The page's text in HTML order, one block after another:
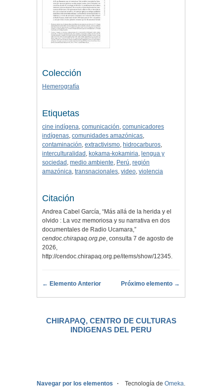
Colección
Hemerografía
Etiquetas
cine indígena, comunicación, comunicadores
indígenas, comunidades amazónicas,
contaminación, extractivismo, hidrocarburos,
interculturalidad , kokama-kokamiria, lengua y
sociedad , medio ambiente, Perú, región
amazónica, transnacionales, video, violencia
Citación
Andrea Cabel García, “Más allá de la herida y el
olvido : La voz memoriosa y su narrativa en dos
documentales de Radio Ucamara,”
cendoc.chirapaq.org.pe, consulta 7 de agosto de
2026,
http://cendoc.chirapaq.org.pe/items/show/12345.
← Elemento Anterior Próximo elemento →
CHIRAPAQ, CENTRO DE CULTURAS
INDIGENAS DEL PERU
Navegar por los elementos Tecnología de Omeka.